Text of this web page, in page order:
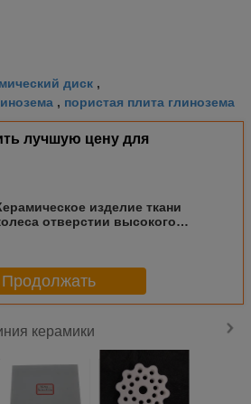
диск ,
, пористая плита глинозема
лучшую цену для
изделие ткани
отверстии высокого
Продолжать
керамики